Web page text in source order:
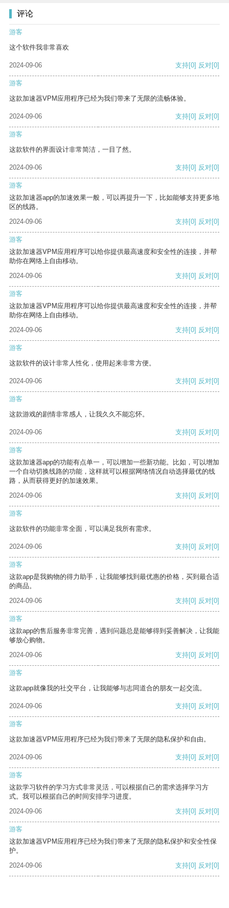
评论
游客
这个软件我非常喜欢
2024-09-06 支持[0] 反对[0]
游客
这款加速器VPM应用程序已经为我们带来了无限的流畅体验。
2024-09-06 支持[0] 反对[0]
游客
这款软件的界面设计非常简洁，一目了然。
2024-09-06 支持[0] 反对[0]
游客
这款加速器app的加速效果一般，可以再提升一下，比如能够支持更多地
区的线路。
2024-09-06
支持[0] 反对[0]
游客
这款加速器VPM应用程序可以给你提供最高速度和安全性的连接，并帮
助你在网络上自由移动。
2024-09-06
支持[0] 反对[0]
游客
这款加速器VPM应用程序可以给你提供最高速度和安全性的连接，并帮
助你在网络上自由移动。
2024-09-06
支持[0] 反对[0]
游客
这款软件的设计非常人性化，使用起来非常方便。
2024-09-06 支持[0] 反对[0]
游客
这款游戏的剧情非常感人，让我久久不能忘怀。
2024-09-06 支持[0] 反对[0]
游客
这款加速器app的功能有点单一，可以增加一些新功能。比如，可以增加
一个自动切换线路的功能，这样就可以根据网络情况自动选择最优的线
路，从而获得更好的加速效果。
2024-09-06
支持[0] 反对[0]
游客
这款软件的功能非常全面，可以满足我所有需求。
2024-09-06 支持[0] 反对[0]
游客
这款app是我购物的得力助手，让我能够找到最优惠的价格，买到最合适
的商品。
2024-09-06
支持[0] 反对[0]
游客
这款app的售后服务非常完善，遇到问题总是能够得到妥善解决，让我能
够放心购物。
2024-09-06
支持[0] 反对[0]
游客
这款app就像我的社交平台，让我能够与志同道合的朋友一起交流。
2024-09-06 支持[0] 反对[0]
游客
这款加速器VPM应用程序已经为我们带来了无限的隐私保护和自由。
2024-09-06 支持[0] 反对[0]
游客
这款学习软件的学习方式非常灵活，可以根据自己的需求选择学习方
式。我可以根据自己的时间安排学习进度。
2024-09-06
支持[0] 反对[0]
游客
这款加速器VPM应用程序已经为我们带来了无限的隐私保护和安全性保
护。
2024-09-06
支持[0] 反对[0]